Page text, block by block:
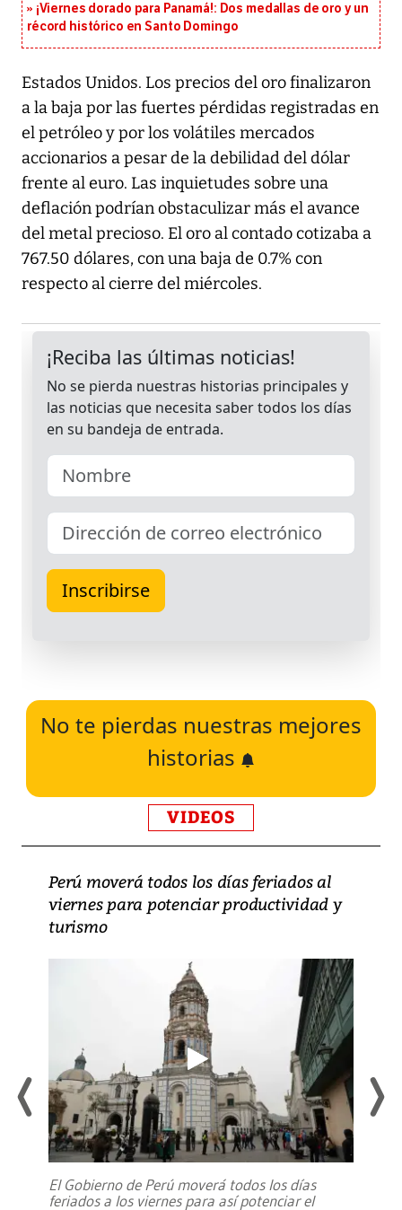
¡Viernes dorado para Panamá!: Dos medallas de oro y un
récord histórico en Santo Domingo
Estados Unidos. Los precios del oro finalizaron
a la baja por las fuertes pérdidas registradas en
el petróleo y por los volátiles mercados
accionarios a pesar de la debilidad del dólar
frente al euro. Las inquietudes sobre una
deflación podrían obstaculizar más el avance
del metal precioso. El oro al contado cotizaba a
767.50 dólares, con una baja de 0.7% con
respecto al cierre del miércoles.
No te pierdas nuestras mejores
historias
VIDEOS
Perú moverá todos los días feriados al
viernes para potenciar productividad y
turismo
El Gobierno de Perú moverá todos los días
feriados a los viernes para así potenciar el